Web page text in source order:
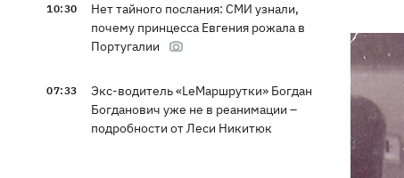
10:30
Нет тайного послания: СМИ узнали,
почему принцесса Евгения рожала в
Португалии
07:33
Экс-водитель «LeМаршрутки» Богдан
Богданович уже не в реанимации –
подробности от Леси Никитюк